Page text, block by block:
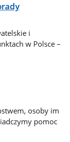
i
w Polsce –
osoby im
pomoc